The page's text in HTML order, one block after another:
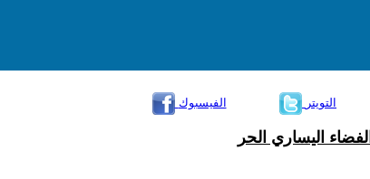
الفيسبوك
التويتر
اليساري الحر